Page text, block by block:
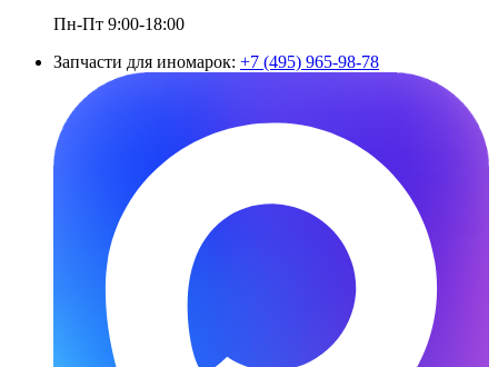
Пн-Пт 9:00-18:00
Запчасти для иномарок: +7 (495) 965-98-78